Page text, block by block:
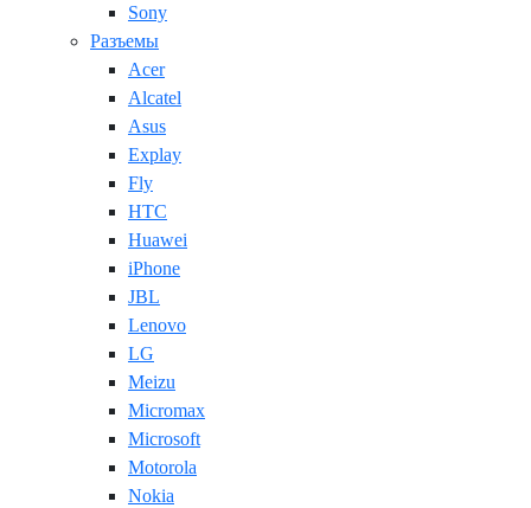
Sony
Разъемы
Acer
Alcatel
Asus
Explay
Fly
HTC
Huawei
iPhone
JBL
Lenovo
LG
Meizu
Micromax
Microsoft
Motorola
Nokia